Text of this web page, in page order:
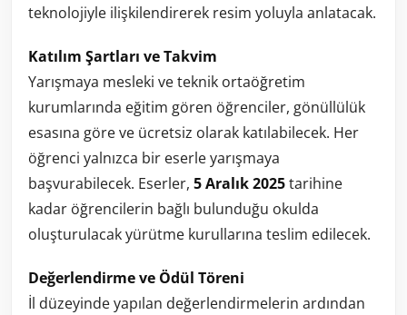
teknolojiyle ilişkilendirerek resim yoluyla anlatacak.
Katılım Şartları ve Takvim
Yarışmaya mesleki ve teknik ortaöğretim
kurumlarında eğitim gören öğrenciler, gönüllülük
esasına göre ve ücretsiz olarak katılabilecek. Her
öğrenci yalnızca bir eserle yarışmaya
başvurabilecek. Eserler, 5 Aralık 2025tarihine
kadar öğrencilerin bağlı bulunduğu okulda
oluşturulacak yürütme kurullarına teslim edilecek.
Değerlendirme ve Ödül Töreni
İl düzeyinde yapılan değerlendirmelerin ardından